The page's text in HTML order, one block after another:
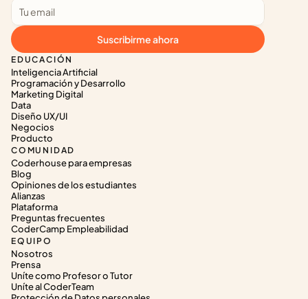
EDUCACIÓN
Inteligencia Artificial
Programación y Desarrollo
Marketing Digital
Data
Diseño UX/UI
Negocios
Producto
COMUNIDAD
Coderhouse para empresas
Blog
Opiniones de los estudiantes
Alianzas
Plataforma
Preguntas frecuentes
CoderCamp Empleabilidad
EQUIPO
Nosotros
Prensa
Uníte como Profesor o Tutor
Uníte al CoderTeam
Suscribirme ahora